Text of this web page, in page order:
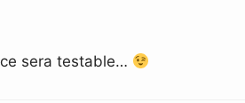
sera testable…